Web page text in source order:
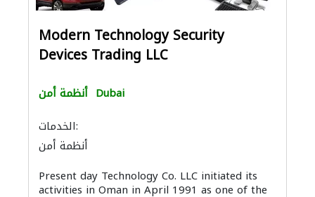
Modern Technology Security
Devices Trading LLC
أنظمة أمن Dubai
الخدمات:
أنظمة أمن
Present day Technology Co. LLC initiated its
activities in Oman in April 1991 as one of the